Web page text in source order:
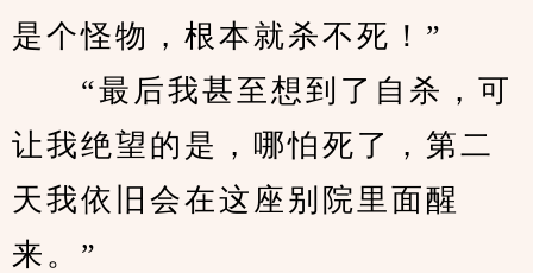
是个怪物，根本就杀不死！”
“最后我甚至想到了自杀，可
让我绝望的是，哪怕死了，第二
天我依旧会在这座别院里面醒
来。”